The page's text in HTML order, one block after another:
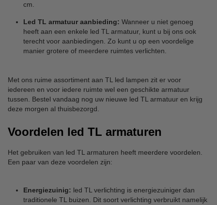
cm.
Led TL armatuur aanbieding: Wanneer u niet genoeg
heeft aan een enkele led TL armatuur, kunt u bij ons ook
terecht voor aanbiedingen. Zo kunt u op een voordelige
manier grotere of meerdere ruimtes verlichten.
Met ons ruime assortiment aan TL led lampen zit er voor
iedereen en voor iedere ruimte wel een geschikte armatuur
tussen. Bestel vandaag nog uw nieuwe led TL armatuur en krijg
deze morgen al thuisbezorgd.
Voordelen led TL armaturen
Het gebruiken van led TL armaturen heeft meerdere voordelen.
Een paar van deze voordelen zijn:
Energiezuinig: led TL verlichting is energiezuiniger dan
traditionele TL buizen. Dit soort verlichting verbruikt namelijk